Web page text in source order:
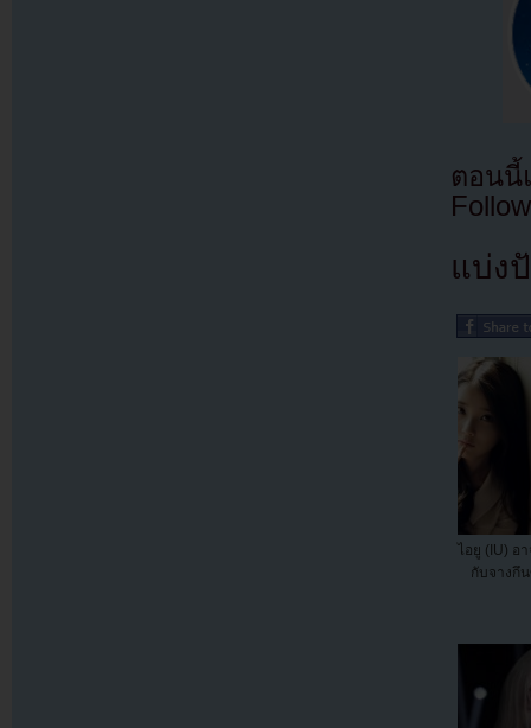
ตอนนี้
แบ่ง
ไอยู (IU) อ
กับจางกึน